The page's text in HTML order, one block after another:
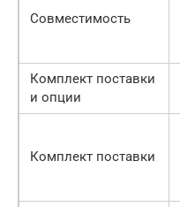
Совместимость
Комплект поставки
и опции
Комплект поставки